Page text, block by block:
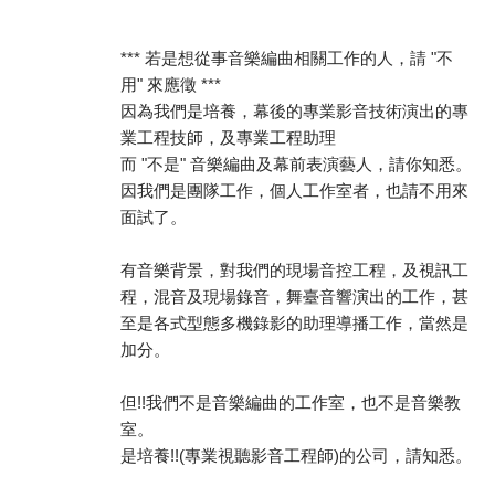
*** 若是想從事音樂編曲相關工作的人，請 "不
用" 來應徵 ***
因為我們是培養，幕後的專業影音技術演出的專
業工程技師，及專業工程助理
而 "不是" 音樂編曲及幕前表演藝人，請你知悉。
因我們是團隊工作，個人工作室者，也請不用來
面試了。
有音樂背景，對我們的現場音控工程，及視訊工
程，混音及現場錄音，舞臺音響演出的工作，甚
至是各式型態多機錄影的助理導播工作，當然是
加分。
但!!我們不是音樂編曲的工作室，也不是音樂教
室。
是培養!!(專業視聽影音工程師)的公司，請知悉。